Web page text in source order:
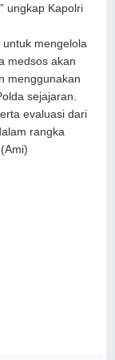
ungkap Kapolri
mengelola
medsos akan
menggunakan
sejajaran.
evaluasi dari
rangka